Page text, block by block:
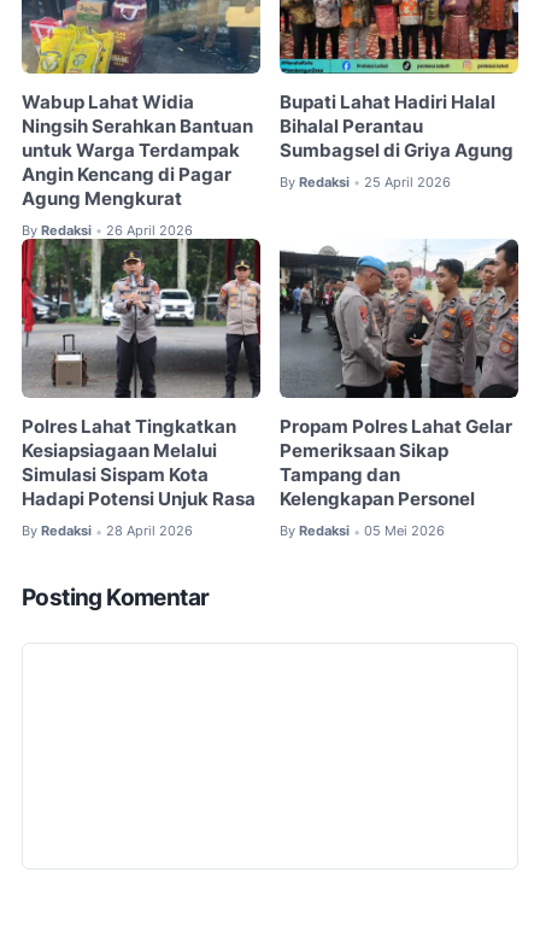
Wabup Lahat Widia
Ningsih Serahkan Bantuan
untuk Warga Terdampak
Angin Kencang di Pagar
Agung Mengkurat
By Redaksi • 26 April 2026
Bupati Lahat Hadiri Halal
Bihalal Perantau
Sumbagsel di Griya Agung
By Redaksi • 25 April 2026
Polres Lahat Tingkatkan
Kesiapsiagaan Melalui
Simulasi Sispam Kota
Hadapi Potensi Unjuk Rasa
By Redaksi • 28 April 2026
Propam Polres Lahat Gelar
Pemeriksaan Sikap
Tampang dan
Kelengkapan Personel
By Redaksi • 05 Mei 2026
Posting Komentar